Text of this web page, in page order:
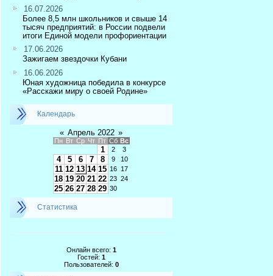
16.07.2026
Более 8,5 млн школьников и свыше 14
тысяч предприятий: в России подвели
итоги Единой модели профориентации
17.06.2026
Зажигаем звездочки Кубани
16.06.2026
Юная художница победила в конкурсе
«Расскажи миру о своей Родине»
Календарь
« Апрель 2022 »
Пн Вт Ср Чт Пт Сб Вс
1 2 3
4 5 6 7 8 9 10
11 12 13 14 15 16 17
18 19 20 21 22 23 24
25 26 27 28 29 30
Статистика
Онлайн всего: 1
Гостей: 1
Пользователей: 0